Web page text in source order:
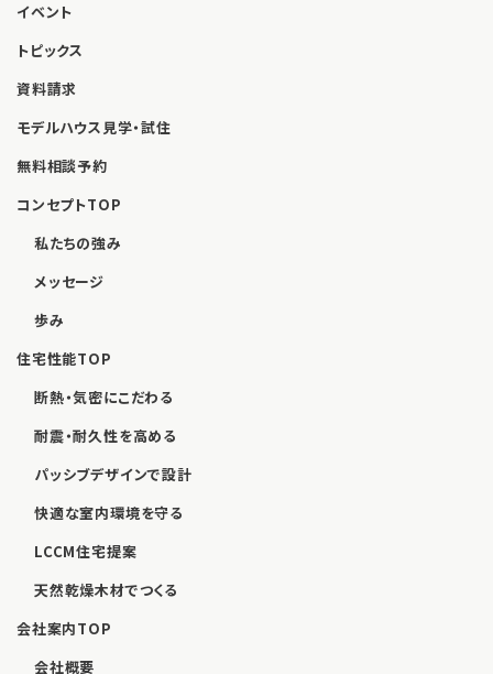
イベント
トピックス
資料請求
モデルハウス見学・試住
無料相談予約
コンセプトTOP
私たちの強み
メッセージ
歩み
住宅性能TOP
断熱・気密にこだわる
耐震・耐久性を高める
パッシブデザインで設計
快適な室内環境を守る
LCCM住宅提案
天然乾燥木材でつくる
会社案内TOP
会社概要